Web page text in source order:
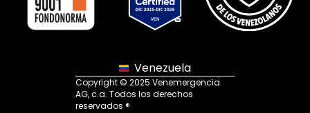
Venezuela
Copyright © 2025 Venemergencia
AG, c.a. Todos los derechos
reservados ®